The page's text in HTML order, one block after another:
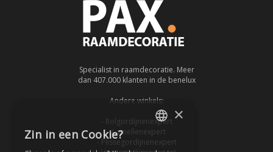
Specialist in raamdecoratie. Meer
dan 407.000 klanten in de benelux
Andere winkels:
- Rolgordijnenexpert
- Lamellenexpert
- Plissegordijnenexpert
DUTCH
×
Zin in een Cookie?